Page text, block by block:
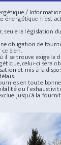
/
énergétique n´est
seule la législation
obligation de
bien.
se trouve exige la
celui-ci sera
et mis à la
en toute
ou
jusqu´à la